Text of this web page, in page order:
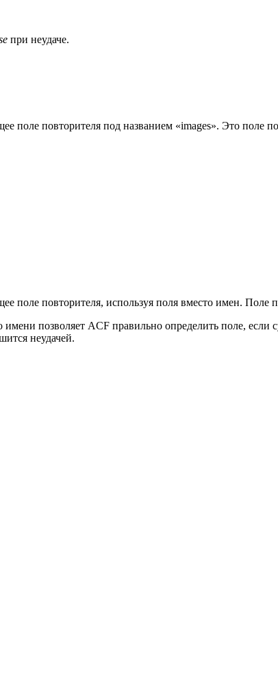
при неудаче.
повторителя под названием «images». Это поле
поле повторителя, используя поля вместо имен. Поле
имени позволяет ACF правильно определить поле,
неудачей.